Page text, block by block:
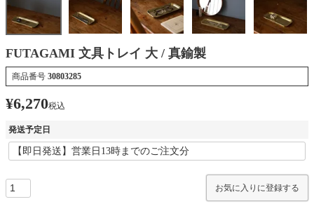
FUTAGAMI 文具トレイ 大 / 真鍮製
商品番号 30803285
¥6,270税込
発送予定日
お気に入りに登録する